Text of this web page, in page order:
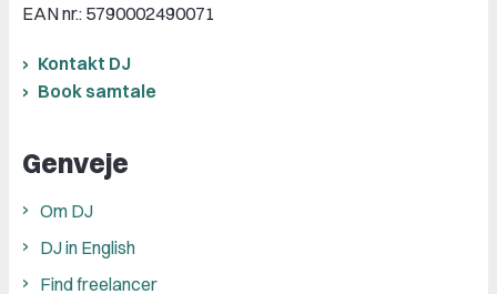
EAN nr.: 5790002490071
Kontakt DJ
Book samtale
Genveje
Om DJ
DJ in English
Find freelancer